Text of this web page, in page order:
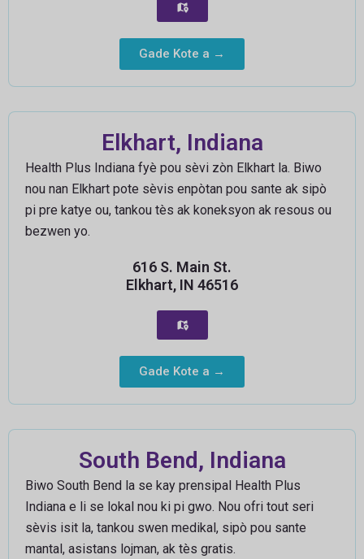
Gade Kote a →
Elkhart, Indiana
Health Plus Indiana fyè pou sèvi zòn Elkhart la. Biwo
nou nan Elkhart pote sèvis enpòtan pou sante ak sipò
pi pre katye ou, tankou tès ak koneksyon ak resous ou
bezwen yo.
616 S. Main St.
Elkhart, IN 46516
Gade Kote a →
South Bend, Indiana
Biwo South Bend la se kay prensipal Health Plus
Indiana e li se lokal nou ki pi gwo. Nou ofri tout seri
sèvis isit la, tankou swen medikal, sipò pou sante
mantal, asistans lojman, ak tès gratis.